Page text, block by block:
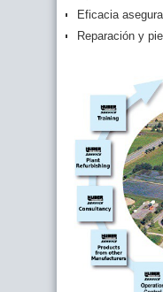
Eficacia
Reparación y